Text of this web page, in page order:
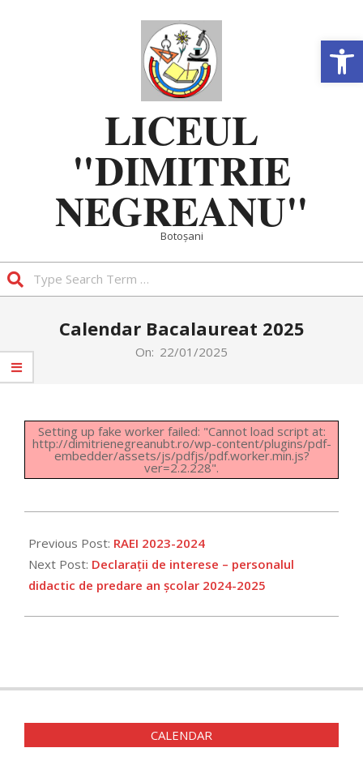
LICEUL
"DIMITRIE
NEGREANU"
Botoșani
Menu
Calendar Bacalaureat 2025
On: 22/01/2025
Setting up fake worker failed: "Cannot load script at:
http://dimitrienegreanubt.ro/wp-content/plugins/pdf-
embedder/assets/js/pdfjs/pdf.worker.min.js?
ver=2.2.228".
01-
22
Previous Post: RAEI 2023-2024
Next Post: Declarații de interese – personalul
didactic de predare an școlar 2024-2025
CALENDAR